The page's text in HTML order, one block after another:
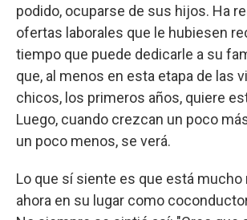
podido, ocuparse de sus hijos. Ha
ofertas laborales que le hubiesen
tiempo que puede dedicarle a su
que, al menos en esta etapa de las
chicos, los primeros años, quiere
Luego, cuando crezcan un poco
un poco menos, se verá.
Lo que sí siente es que está mucho
ahora en su lugar como